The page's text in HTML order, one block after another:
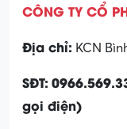
CÔNG TY CỔ
Địa chỉ: KCN
SĐT:
gọi điện)